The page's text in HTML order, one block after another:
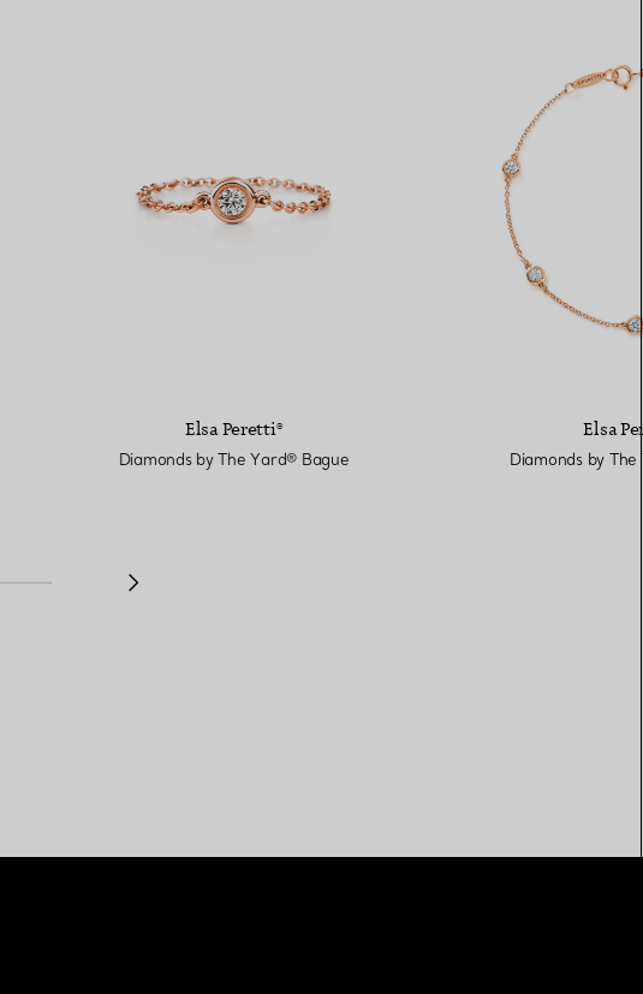
Elsa Peretti®
Diamonds by The Yard® Bague
Elsa
Diamonds by